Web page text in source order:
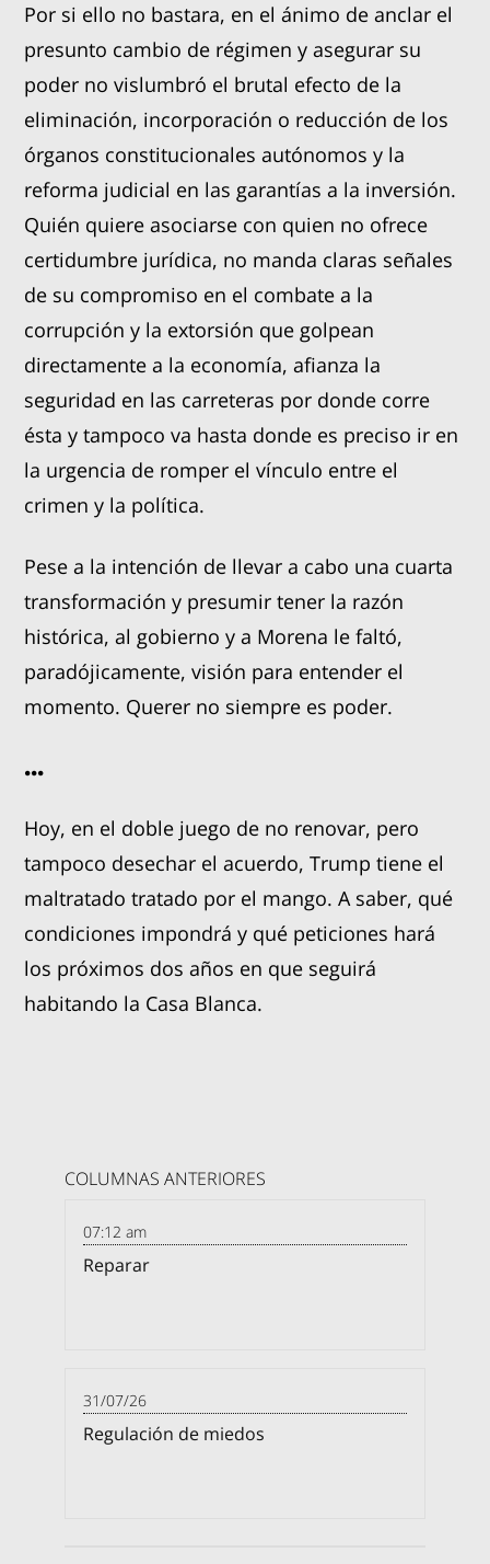
Por si ello no bastara, en el ánimo de anclar el
presunto cambio de régimen y asegurar su
poder no vislumbró el brutal efecto de la
eliminación, incorporación o reducción de los
órganos constitucionales autónomos y la
reforma judicial en las garantías a la inversión.
Quién quiere asociarse con quien no ofrece
certidumbre jurídica, no manda claras señales
de su compromiso en el combate a la
corrupción y la extorsión que golpean
directamente a la economía, afianza la
seguridad en las carreteras por donde corre
ésta y tampoco va hasta donde es preciso ir en
la urgencia de romper el vínculo entre el
crimen y la política.
Pese a la intención de llevar a cabo una cuarta
transformación y presumir tener la razón
histórica, al gobierno y a Morena le faltó,
paradójicamente, visión para entender el
momento. Querer no siempre es poder.
...
Hoy, en el doble juego de no renovar, pero
tampoco desechar el acuerdo, Trump tiene el
maltratado tratado por el mango. A saber, qué
condiciones impondrá y qué peticiones hará
los próximos dos años en que seguirá
habitando la Casa Blanca.
COLUMNAS ANTERIORES
07:12 am
Reparar
31/07/26
Regulación de miedos